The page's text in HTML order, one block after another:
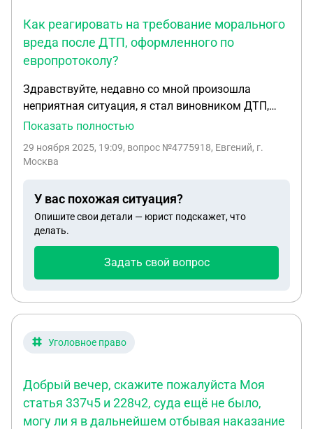
Как реагировать на требование морального
вреда после ДТП, оформленного по
европротоколу?
Здравствуйте, недавно со мной произошла
неприятная ситуация, я стал виновником ДТП,
пострадавшее авто получило вмятину на крыле и
страховая выплатила компенсацию в течение 5
машина еще не отремонтирована и простаивает,
хочет подать на меня иск за моральный ущерб,
так как машина является единственным
средством заработка, как мне на это
отреагировать и чего ожидать?
Показать полностью
29 ноября 2025, 19:09, вопрос №4775918, Евгений, г.
Москва
У вас похожая ситуация?
Опишите свои детали — юрист подскажет, что
делать.
Задать свой вопрос
Уголовное право
Добрый вечер, скажите пожалуйста Моя
статья 337ч5 и 228ч2, суда ещё не было,
могу ли я в дальнейшем отбывая наказание